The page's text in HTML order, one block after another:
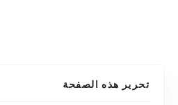
تحرير هذه الصفحة